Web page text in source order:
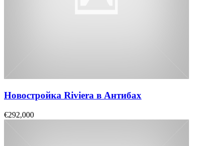
Новостройка Riviera в Антибах
€292,000